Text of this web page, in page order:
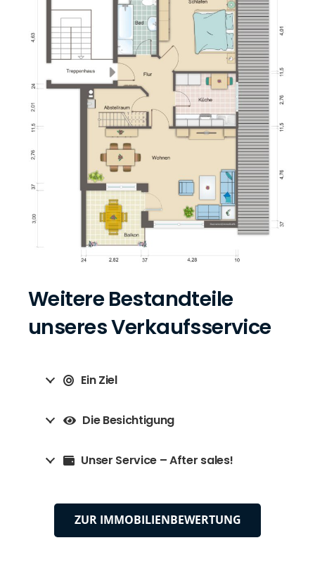
Weitere Bestandteile
unseres Verkaufsservice
Ein Ziel
Die Besichtigung
Unser Service – After sales!
ZUR IMMOBILIENBEWERTUNG